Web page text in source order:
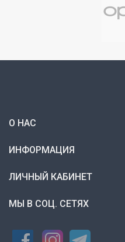
О НАС
ИНФОРМАЦИЯ
ЛИЧНЫЙ КАБИНЕТ
МЫ В СОЦ. СЕТЯХ